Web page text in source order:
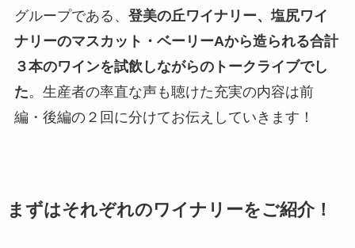
グループである、 登美の丘ワイナリー、塩尻ワイ
ナリーのマスカット・ベーリーAから造られる合計
３本のワインを試飲しながらのトークライブでし
た。生産者の率直な声も聴けた充実の内容は前
編・後編の２回に分けてお伝えしていきます！
まずはそれぞれのワイナリーをご紹介！